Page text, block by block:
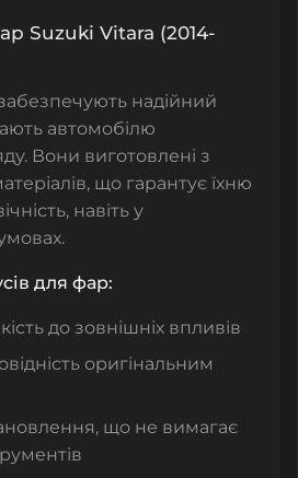
Suzuki Vitara (2014-
надійний
автомобілю
Вони виготовлені з
що гарантує їхню
навіть у
для фар:
до зовнішніх впливів
оригінальним
що не вимагає